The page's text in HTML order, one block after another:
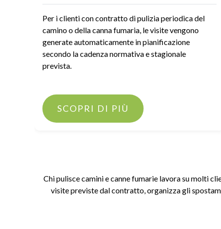
Per i clienti con contratto di pulizia periodica del
camino o della canna fumaria, le visite vengono
generate automaticamente in pianificazione
secondo la cadenza normativa e stagionale
prevista.
SCOPRI DI PIÙ
Chi pulisce camini e canne fumarie lavora su molti
visite previste dal contratto, organizza gli